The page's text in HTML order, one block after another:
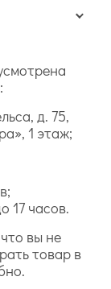
д. 75,
1 этаж;
17 часов.
вы не
товар в